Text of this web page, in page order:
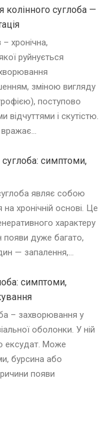
колінного суглоба —
хронічна,
руйнується
зміною вигляду
поступово
і скутістю.
суглоба: симптоми,
являє собою
хронічній основі. Це
характеру
появи дуже багато,
— запалення,...
симптоми,
– захворювання у
оболонки. У ній
ексудат. Може
бурсина або
появи